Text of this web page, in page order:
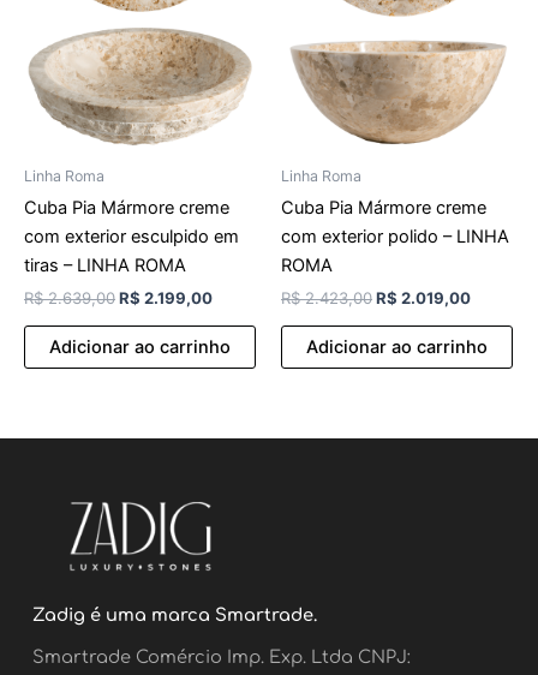
Linha Roma
Cuba Pia Mármore creme
com exterior esculpido em
tiras – LINHA ROMA
R$2.639,00R$ 2.199,00
Adicionar ao carrinho
Linha Roma
Cuba Pia Mármore creme
com exterior polido – LINHA
ROMA
R$2.423,00R$ 2.019,00
Adicionar ao carrinho
Zadig é uma marca Smartrade.
Smartrade Comércio Imp. Exp. Ltda CNPJ: